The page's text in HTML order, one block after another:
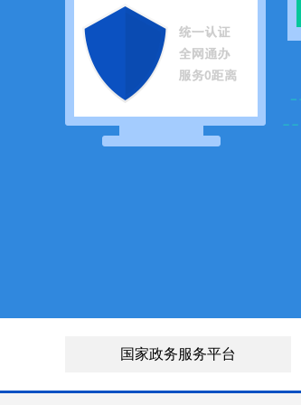
国家政务服务平台